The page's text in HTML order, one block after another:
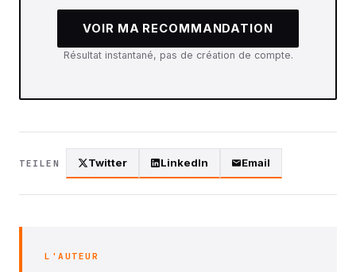
VOIR MA RECOMMANDATION
Résultat instantané, pas de création de compte.
TEILEN Twitter LinkedIn Email
L'AUTEUR